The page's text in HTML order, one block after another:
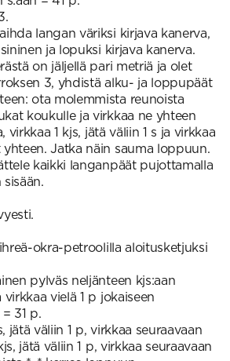
langan väriksi kirjava kanerva,
ja lopuksi kirjava kanerva.
on jäljellä pari metriä ja olet
3, yhdistä alku- ja loppupäät
ota molemmista reunoista
koukulle ja virkkaa ne yhteen
virkkaa 1 kjs, jätä väliin 1 s ja virkkaa
yhteen. Jatka näin sauma loppuun.
kaikki langanpäät pujottamalla
okra-petroolilla aloitusketjuksi
pylväs neljänteen kjs:aan
vielä 1 p jokaiseen
31 p.
jätä väliin 1 p, virkkaa seuraavaan
jätä väliin 1 p, virkkaa seuraavaan